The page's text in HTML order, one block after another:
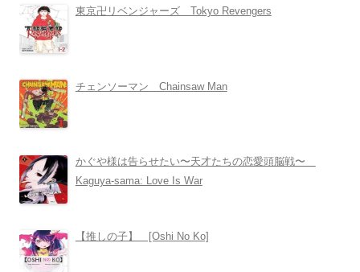
東京卍リベンジャーズ Tokyo Revengers
チェンソーマン Chainsaw Man
かぐや様は告らせたい〜天才たちの恋愛頭脳戦〜
Kaguya-sama: Love Is War
【推しの子】 [Oshi No Ko]